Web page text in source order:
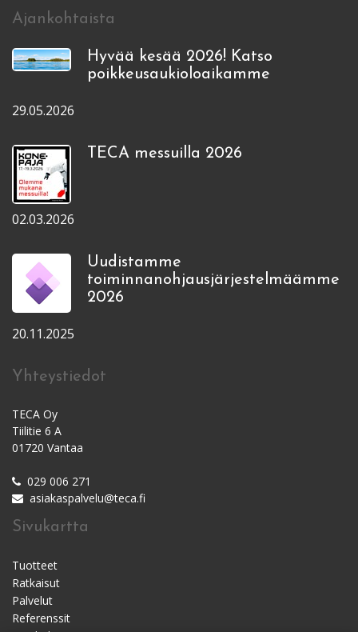
Ajankohtaista
Hyvää kesää 2026! Katso
poikkeusaukioloaikamme
29.05.2026
TECA messuilla 2026
02.03.2026
Uudistamme
toiminnanohjausjärjestelmäämme
2026
20.11.2025
Yhteystiedot
TECA Oy
Tiilitie 6 A
01720 Vantaa
029 006 271
asiakaspalvelu@teca.fi
Sivukartta
Tuotteet
Ratkaisut
Palvelut
Referenssit